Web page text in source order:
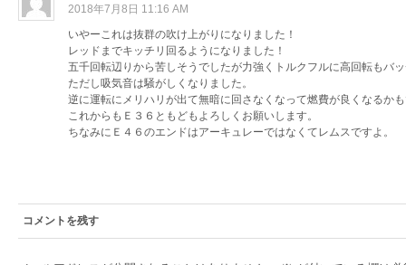
2018年7月8日 11:16 AM
いやーこれは抜群の吹け上がりになりました！
レッドまでキッチリ回るようになりました！
五千回転辺りから苦しそうでしたが力強くトルクフルに高回転もバ
ただし吸気音は騒がしくなりました。
逆に運転にメリハリが出て無暗に回さなくなって燃費が良くなるか
これからもＥ３６ともどもよろしくお願いします。
ちなみにＥ４６のエンドはアーキュレーではなくてレムスですよ。
コメントを残す